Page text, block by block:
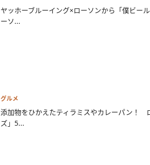
ヤッホーブルーイング×ローソンから「僕ビー
ーソ...
グルメ
添加物をひかえたティラミスやカレーパン！
ズ」5...